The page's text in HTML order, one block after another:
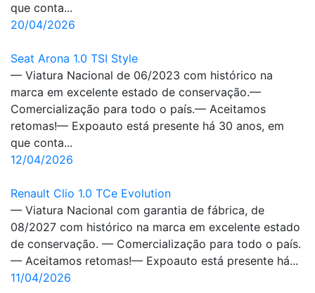
que conta...
20/04/2026
Seat Arona 1.0 TSI Style
— Viatura Nacional de 06/2023 com histórico na
marca em excelente estado de conservação.—
Comercialização para todo o país.— Aceitamos
retomas!— Expoauto está presente há 30 anos, em
que conta...
12/04/2026
Renault Clio 1.0 TCe Evolution
— Viatura Nacional com garantia de fábrica, de
08/2027 com histórico na marca em excelente estado
de conservação. — Comercialização para todo o país.
— Aceitamos retomas!— Expoauto está presente há...
11/04/2026